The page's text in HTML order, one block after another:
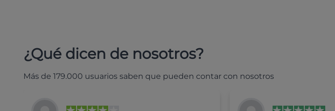
¿Qué dicen de nosotros?
Más de 179.000 usuarios saben que pueden contar con nosotros